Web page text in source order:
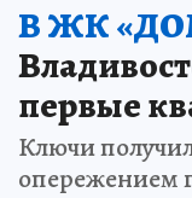
В ЖК
первые
Ключи
опережением